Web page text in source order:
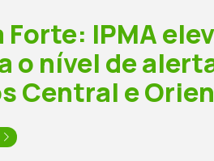
o nível de
Central e